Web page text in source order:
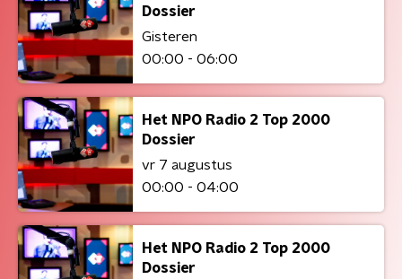
Dossier
Gisteren
00:00 - 06:00
Het NPO Radio 2 Top 2000
Dossier
vr 7 augustus
00:00 - 04:00
Het NPO Radio 2 Top 2000
Dossier